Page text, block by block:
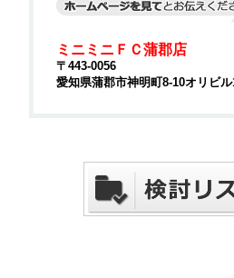
ミニミニＦＣ蒲郡店
〒443-0056
愛知県蒲郡市神明町8-10オリビル